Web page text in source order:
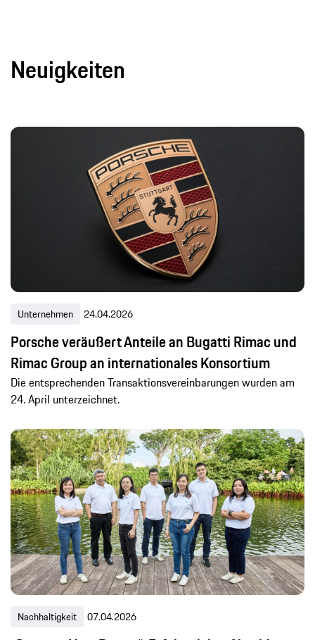
Neuigkeiten
Unternehmen 24.04.2026
Porsche veräußert Anteile an Bugatti Rimac und
Rimac Group an internationales Konsortium
Die entsprechenden Transaktionsvereinbarungen wurden am
24. April unterzeichnet.
Nachhaltigkeit 07.04.2026